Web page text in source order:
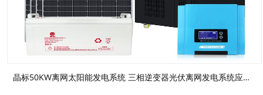
晶标50KW离网太阳能发电系统 三相逆变器光伏离网发电系统应急UPS电源